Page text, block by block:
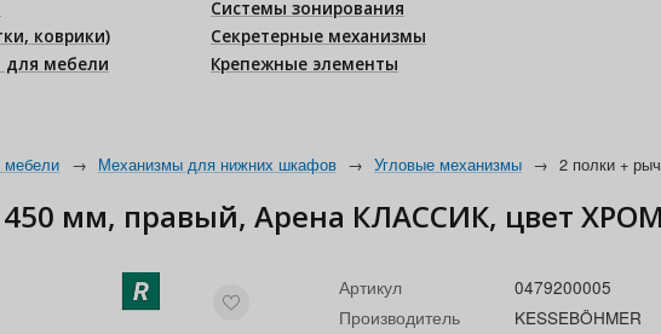
коврики)
мебели
Системы зонирования
Секретерные механизмы
Крепежные элементы
→ Механизмы для нижних шкафов → Угловые механизмы → 2 полки +
мм, правый, Арена КЛАССИК, цвет
Артикул
0479200005
Производитель
KESSEBÖHMER